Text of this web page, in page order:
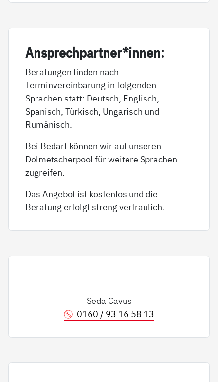
An­sp­rech­part­ner*in­nen:
Beratungen finden nach
Terminvereinbarung in folgenden
Sprachen statt: Deutsch, Englisch,
Spanisch, Türkisch, Ungarisch und
Rumänisch.
Bei Bedarf können wir auf unseren
Dolmetscherpool für weitere Sprachen
zugreifen.
Das Angebot ist kostenlos und die
Beratung erfolgt streng vertraulich.
Seda Cavus
0160 / 93 16 58 13